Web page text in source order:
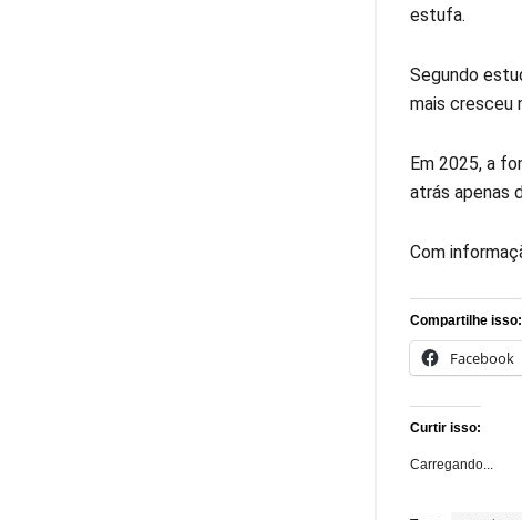
estufa.
Segundo
mais cresceu
Em 2025, a
atrás apenas
Com
Compartilhe isso:
Facebook
Curtir isso:
Carregando...